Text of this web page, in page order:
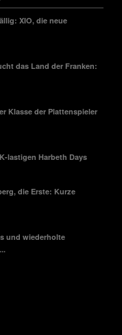
XIO, die neue
das Land der Franken:
Klasse der Plattenspieler
lastigen Harbeth Days
die Erste: Kurze
und wiederholte